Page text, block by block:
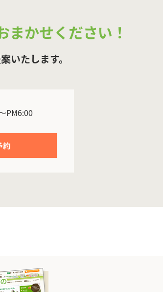
まかせください！
いたします。
PM6:00
約